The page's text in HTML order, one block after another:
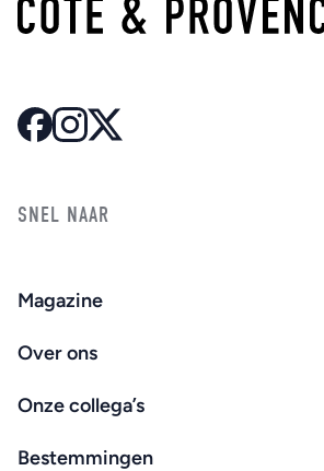
SNEL NAAR
Magazine
Over ons
Onze collega’s
Bestemmingen